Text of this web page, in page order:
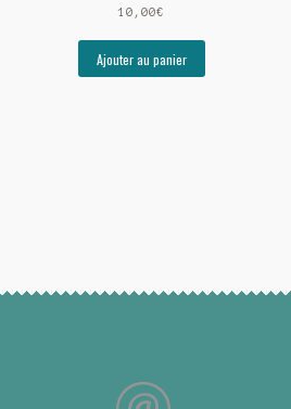
10,00€
Ajouter au panier